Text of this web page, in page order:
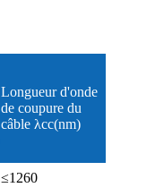
Longueur d'onde
de coupure du
câble λcc(nm)
≤1260